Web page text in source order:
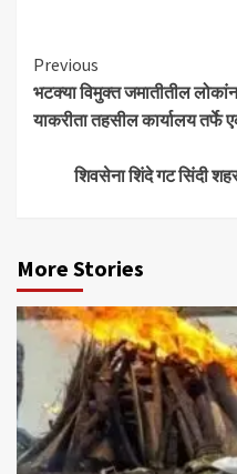
Continue
Reading
Previous
भटक्या विमुक्त जमातीतील
याकरीता तहसील कार्यालय तर्फे
शिवसेना शिंदे गट सिंदी
More Stories